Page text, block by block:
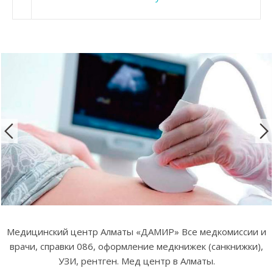
Медицинский центр Алматы «ДАМИР» Все медкомиссии и
врачи, справки 086, оформление медкнижек (санкнижки),
УЗИ, рентген. Мед центр в Алматы.